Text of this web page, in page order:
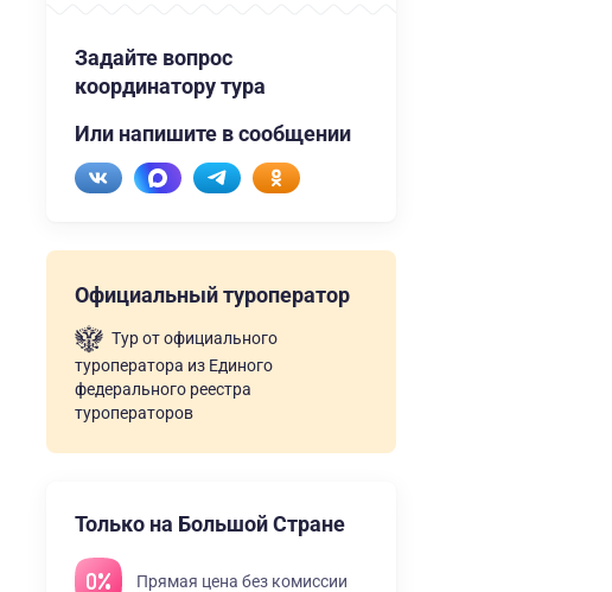
Задайте вопрос
координатору тура
Или напишите в сообщении
Официальный туроператор
Тур от официального
туроператора из Единого
федерального реестра
туроператоров
Только на Большой Стране
Прямая цена без комиссии